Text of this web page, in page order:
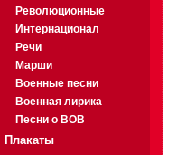
Революционные
Интернационал
Речи
Марши
Военные песни
Военная лирика
Песни о ВОВ
Плакаты